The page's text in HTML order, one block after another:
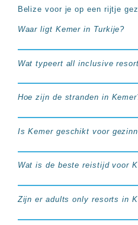
Belize voor je op een rijtje
Waar ligt Kemer in Turkije?
Wat typeert all inclusive
Hoe zijn de stranden in
Is Kemer geschikt voor
Wat is de beste reistijd voor
Zijn er adults only resorts in